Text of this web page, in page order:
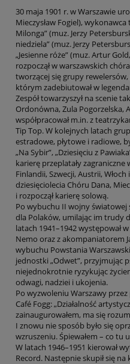
30 maja 1901 r. w Warszawie
Mieczysław Fogiel),
Milonga” (muz. Jerzy
niedziela” (muz. Jerzy
„Jesienne róże” (muz. Artur
rozpoczął w warszawskich
tworzącej się grupy
którym zadebiutował w
Zespół towarzyszył na scenie
Ordonówna, Zula Pogorzelska,
współpracował m.in. z
Tip Top. W kolejnych latach
estradowe, płytowe i radiowe,
„Na Sybir”, „Dziesięciu z
karierę przeplatały zagraniczne
Finlandii, Szwecji, Austrii,
dziesięciolecia Chóru Dana,
i rozpoczął karierę solową.
Po wybuchu II wojny światowej
dla Polaków, umilając im trudy
latach 1941–1942 występował
Nemo oraz z akompaniatorem
wybuchu Powstania
jednostki „Odwet”, przyjmując
niejednokrotnie ryzykując
odwagi, nadziei i ukojenia.
Po wyzwoleniu Warszawy
Café Fogg: „Działalność
zainaugurowałem, ma się
I znowu nie sposób było się
wzruszeniu. Śpiewałem – co tu
W latach 1946–1951 kierował
Record. Następnie skupił się